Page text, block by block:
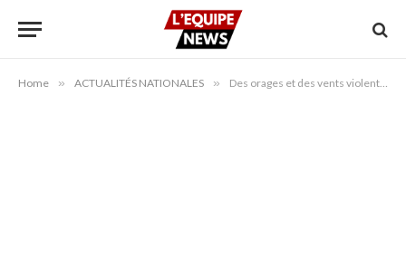
Home » ACTUALITÉS NATIONALES » Des orages et des vents violents frappent plusieurs régions du Maroc